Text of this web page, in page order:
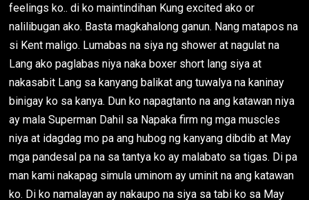
feelings ko.. di ko maintindihan Kung excited ako or
nalilibugan ako. Basta magkahalong ganun. Nang matapos na
si Kent maligo. Lumabas na siya ng shower at nagulat na
Lang ako paglabas niya naka boxer short lang siya at
nakasabit Lang sa kanyang balikat ang tuwalya na kaninay
binigay ko sa kanya. Dun ko napagtanto na ang katawan niya
ay mala Superman Dahil sa Napaka firm ng mga muscles
niya at idagdag mo pa ang hubog ng kanyang dibdib at May
mga pandesal pa na sa tantya ko ay malabato sa tigas. Di pa
man kami nakapag simula uminom ay uminit na ang katawan
ko. Di ko namalayan ay nakaupo na siya sa tabi ko sa May